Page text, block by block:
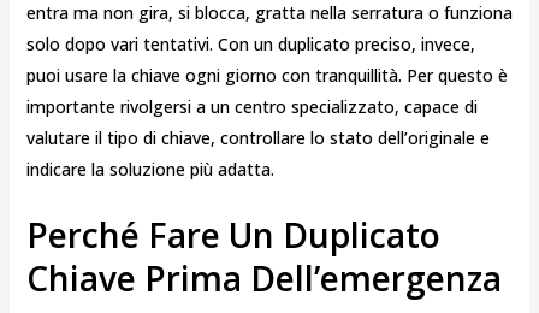
entra ma non gira, si blocca, gratta nella serratura o funziona
solo dopo vari tentativi. Con un duplicato preciso, invece,
puoi usare la chiave ogni giorno con tranquillità. Per questo è
importante rivolgersi a un centro specializzato, capace di
valutare il tipo di chiave, controllare lo stato dell’originale e
indicare la soluzione più adatta.
Perché Fare Un Duplicato
Chiave Prima Dell’emergenza